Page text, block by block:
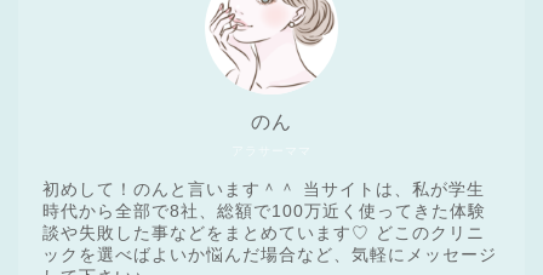
のん
初めして！のんと言います＾＾ 当サイトは、私が学生
時代から全部で8社、総額で100万近く使ってきた体験
談や失敗した事などをまとめています♡ どこのクリニ
ックを選べばよいか悩んだ場合など、気軽にメッセージ